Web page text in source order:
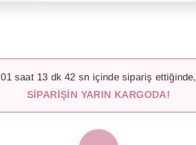
01saat 13 dk40 sn içinde sipariş ettiğinde,
SIPARIŞIN YARIN KARGODA!